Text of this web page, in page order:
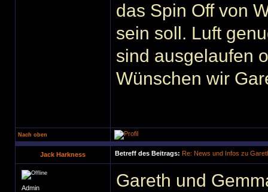
das Spin Off von
sein soll. Luft
sind ausgelaufen
Wünschen wir
Nach oben
Jack Harkness Betreff des Beitrags: Re: News und Infos zu
Admin
Gareth und